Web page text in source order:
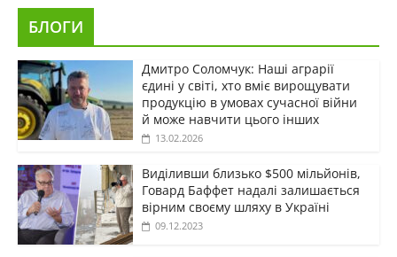
БЛОГИ
Дмитро Соломчук: Наші аграрії
єдині у світі, хто вміє вирощувати
продукцію в умовах сучасної війни
й може навчити цього інших
13.02.2026
Виділивши близько $500 мільйонів,
Говард Баффет надалі залишається
вірним своєму шляху в Україні
09.12.2023